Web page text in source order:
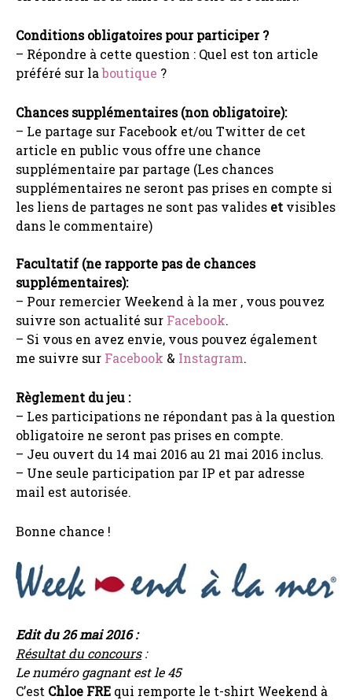
Conditions obligatoires pour participer ?
– Répondre à cette question : Quel est ton article
préféré sur laboutique ?
Chances supplémentaires (non obligatoire):
– Le partage sur Facebook et/ou Twitter de cet
article en public vous offre une chance
supplémentaire par partage (Les chances
supplémentaires ne seront pas prises en compte si
les liens de partages ne sont pas valides et visibles
dans le commentaire)
Facultatif (ne rapporte pas de chances
supplémentaires):
– Pour remercier Weekend à la mer , vous pouvez
suivre son actualité sur Facebook.
– Si vous en avez envie, vous pouvez également
me suivre sur Facebook & Instagram.
Règlement du jeu :
– Les participations ne répondant pas à la question
obligatoire ne seront pas prises en compte.
– Jeu ouvert du 14 mai 2016 au 21 mai 2016 inclus.
– Une seule participation par IP et par adresse
mail est autorisée.
Bonne chance !
Edit du 26 mai 2016 :
Résultat du concours:
Le numéro gagnant est le 45
C’est Chloe FRE qui remporte le t-shirt Weekend à